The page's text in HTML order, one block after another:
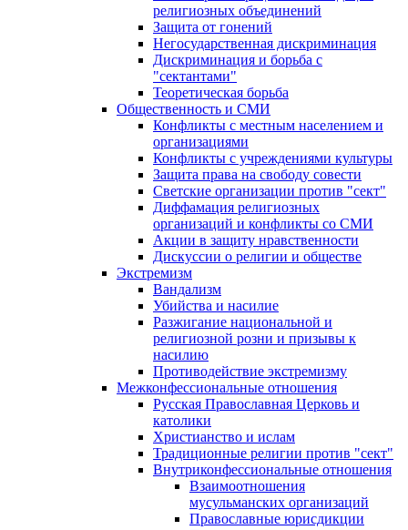
религиозных объединений
Защита от гонений
Негосударственная дискриминация
Дискриминация и борьба с
"сектантами"
Теоретическая борьба
Общественность и СМИ
Конфликты с местным населением и
организациями
Конфликты с учреждениями культуры
Защита права на свободу совести
Светские организации против "сект"
Диффамация религиозных
организаций и конфликты со СМИ
Акции в защиту нравственности
Дискуссии о религии и обществе
Экстремизм
Вандализм
Убийства и насилие
Разжигание национальной и
религиозной розни и призывы к
насилию
Противодействие экстремизму
Межконфессиональные отношения
Русская Православная Церковь и
католики
Христианство и ислам
Традиционные религии против "сект"
Внутриконфессиональные отношения
Взаимоотношения
мусульманских организаций
Православные юрисдикции